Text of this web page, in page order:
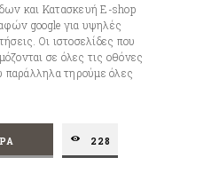
και Κατασκευή E-shop
google για υψηλές
Οι ιστοσελίδες που
σε όλες τις οθόνες
τηρούμε όλες
228